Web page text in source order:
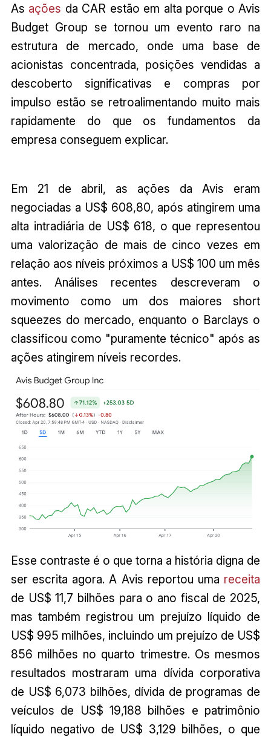
As ações da CAR estão em alta porque o Avis
Budget Group se tornou um evento raro na
estrutura de mercado, onde uma base de
acionistas concentrada, posições vendidas a
descoberto significativas e compras por
impulso estão se retroalimentando muito mais
rapidamente do que os fundamentos da
empresa conseguem explicar.
Em 21 de abril, as ações da Avis eram
negociadas a US$ 608,80, após atingirem uma
alta intradiária de US$ 618, o que representou
uma valorização de mais de cinco vezes em
relação aos níveis próximos a US$ 100 um mês
antes. Análises recentes descreveram o
movimento como um dos maiores short
squeezes do mercado, enquanto o Barclays o
classificou como "puramente técnico" após as
ações atingirem níveis recordes.
Esse contraste é o que torna a história digna de
ser escrita agora. A Avis reportou uma receita
de US$ 11,7 bilhões para o ano fiscal de 2025,
mas também registrou um prejuízo líquido de
US$ 995 milhões, incluindo um prejuízo de US$
856 milhões no quarto trimestre. Os mesmos
resultados mostraram uma dívida corporativa
de US$ 6,073 bilhões, dívida de programas de
veículos de US$ 19,188 bilhões e patrimônio
líquido negativo de US$ 3,129 bilhões, o que